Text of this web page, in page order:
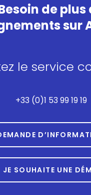
de plus
sur
le service
+33 (0)1 53 99 19 19
JE SOUHAITE UNE